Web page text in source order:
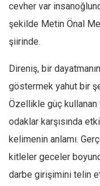
Spor
Manzara
Gıda-Beslenme
Hayat
Türkiye
Siyaset
cevher var
şekilde Metin Önal
şiirinde.
Direniş, bir
göstermek yahut bir
Özellikle güç
odaklar karşısında
kelimenin anlamı.
kitleler geceler
darbe girişimini telin